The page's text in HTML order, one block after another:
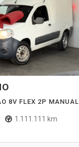
8V FLEX 2P MANUAL
1.111.111 km